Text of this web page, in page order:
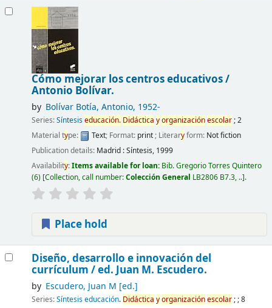
Cómo mejorar los centros educativos /
Antonio Bolívar.
by Bolívar Botía, Antonio, 1952-
Series:Síntesiseducación. Didáctica yorganizaciónescolar; 2
Material type: Text; Format: print; Literaryform: Not fiction
Publication details: Madrid :Síntesis, 1999
Availability:Items available for loan: Bib. Gregorio Torres Quintero
(6) Collection, call number:Colección General LB2806 B7.3, .. .
Place hold
Diseño, desarrollo e innovación del
currículum /ed. Juan M. Escudero.
by Escudero, Juan M [ed.]
Series:Síntesis educación. Didáctica yorganizaciónescolar; ; 8